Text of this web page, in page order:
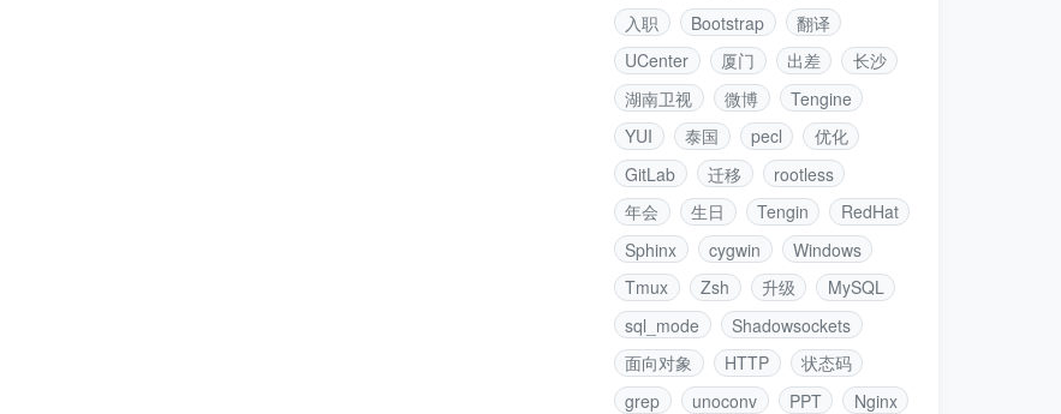
入职
Bootstrap
翻译
UCenter
厦门 出差
长沙
湖南卫视
微博
Tengine
YUI
泰国 pecl
优化
GitLab
迁移
rootless
年会
生日 Tengin
RedHat
Sphinx
cygwin
Windows
Tmux
Zsh 升级
MySQL
sql_mode
Shadowsockets
面向对象
HTTP
状态码
grep
unoconv PPT
Nginx